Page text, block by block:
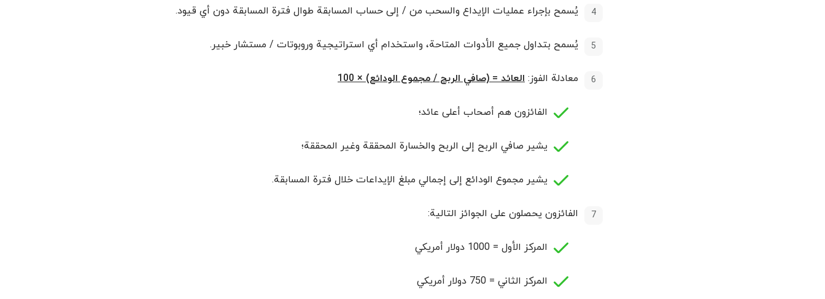
يُسمح بإجراء عمليات الإيداع والسحب من / إلى حساب المسابقة طوال فترة المسابقة دون أي قيود.
يُسمح بتداول جميع الأدوات المتاحة، واستخدام أي استراتيجية وروبوتات / مستشار خبير.
معادلة الفوز: العائد = (صافي الربح / مجموع الودائع) × 100
الفائزون هم أصحاب أعلى عائد؛
يشير صافي الربح إلى الربح والخسارة المحققة وغير المحققة؛
يشير مجموع الودائع إلى إجمالي مبلغ الإيداعات خلال فترة المسابقة.
الفائزون يحصلون على الجوائز التالية:
المركز الأول = 1000 دولار أمريكي
المركز الثاني = 750 دولار أمريكي